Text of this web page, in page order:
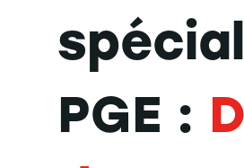
PGE :